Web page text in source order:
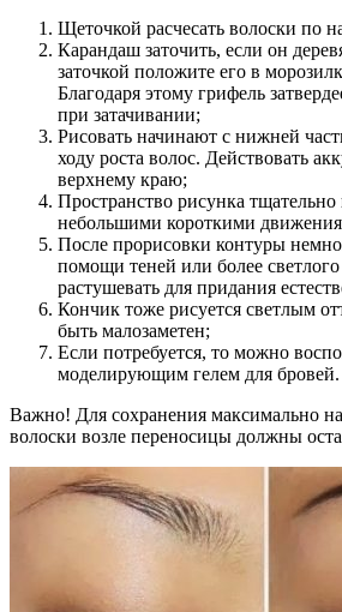
Щеточкой расчесать волоски по
Карандаш заточить, если он
заточкой положите его в
Благодаря этому грифель
при затачивании;
Рисовать начинают с нижней
ходу роста волос. Действовать
верхнему краю;
Пространство рисунка тщательно
небольшими короткими
После прорисовки контуры
помощи теней или более светлого
растушевать для придания
Кончик тоже рисуется светлым
быть малозаметен;
Если потребуется, то можно
моделирующим гелем для бровей.
Важно! Для сохранения максимально
волоски возле переносицы должны